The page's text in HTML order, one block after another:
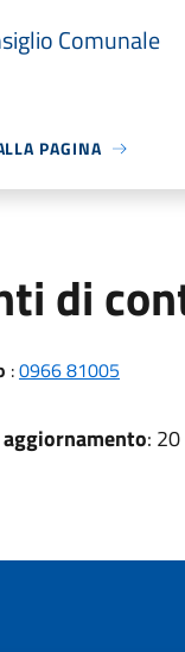
Comunale
PAGINA
di
:0966 81005
: